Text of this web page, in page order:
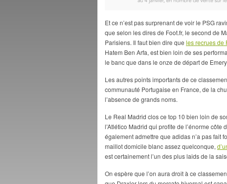
Et ce n’est pas surprenant de voir le PSG
que selon les dires de Foot.fr, le second de
Parisiens. Il faut bien dire que les recrues de
Hatem Ben Arfa, est bien loin de ses
le banc que dans le onze de départ de
Les autres points importants de ce
communauté Portugaise en France, de la
l’absence de grands noms.
Le Real Madrid clos ce top 10 bien loin de
l’Atlético Madrid qui profite de l’énorme
également admettre que adidas n’a pas fait
maillot domicile blanc assez quelconque,
est certainement l’un des plus laids de la
On espère que l’on aura droit à ce